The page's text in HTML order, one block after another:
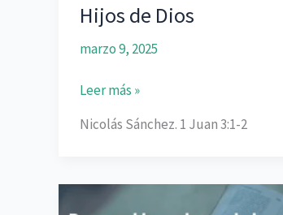
Hijos de Dios
marzo 9, 2025
Hijos
Dios
Leer más »
Nicolás Sánchez. 1 Juan 3:1-2